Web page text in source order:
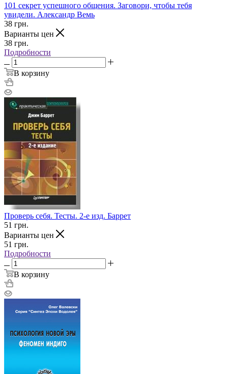
101 секрет успешного общения. Заговори, чтобы тебя
увидели. Александр Вемь
38 грн.
Варианты цен
38 грн.
Подробности
В корзину
Проверь себя. Тесты. 2-е изд. Баррет
51 грн.
Варианты цен
51 грн.
Подробности
В корзину